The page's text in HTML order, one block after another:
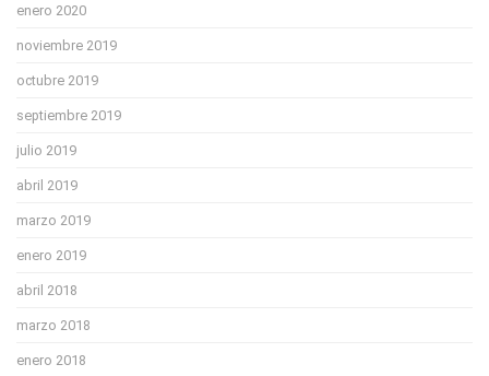
enero 2020
noviembre 2019
octubre 2019
septiembre 2019
julio 2019
abril 2019
marzo 2019
enero 2019
abril 2018
marzo 2018
enero 2018